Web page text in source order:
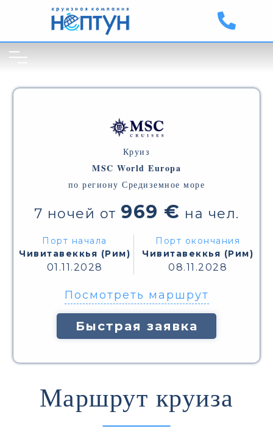
Круиз
MSC World Europa
по региону Средиземное море
7 ночей от 969 € на чел.
Порт начала
Чивитавеккья (Рим)
01.11.2028
Порт окончания
Чивитавеккья (Рим)
08.11.2028
Посмотреть маршрут
Быстрая заявка
Маршрут круиза